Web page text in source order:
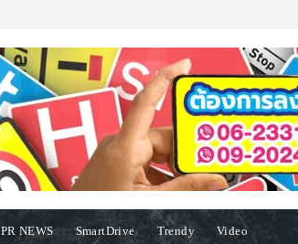
PR NEWS SmartDrive Trendy Video